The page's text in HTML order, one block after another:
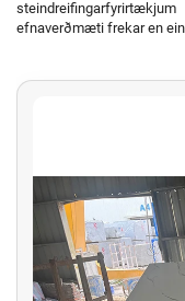
efnaverðmæti frekar en